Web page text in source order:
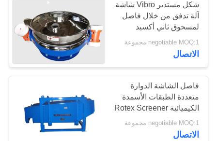
شكل مستدير Vibro شاشة
آلة تدفق من خلال فاصل
لمسحوق ثاني أكسيد
السيليكون
negotiable MOQ:1 مجموعة
الاتصال
فاصل الشاشة الدوارة
متعددة الطبقات الأسمدة
الكيميائية Rotex Screener
negotiable MOQ:1 مجموعة
الاتصال